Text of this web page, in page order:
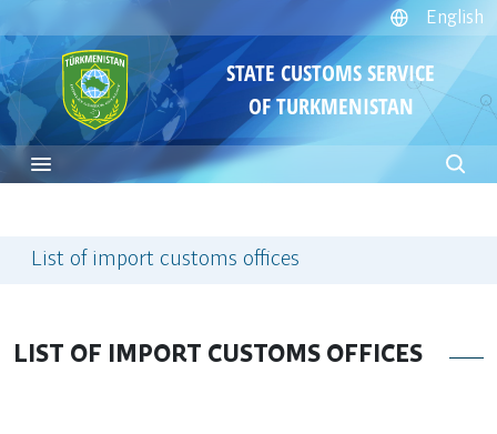
English
STATE CUSTOMS SERVICE
OF TURKMENISTAN
List of import customs offices
LIST OF IMPORT CUSTOMS OFFICES